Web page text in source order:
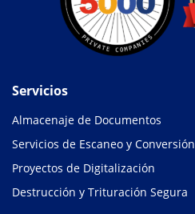
Servicios
Almacenaje de Documentos
Servicios de Escaneo y Conversión
Proyectos de Digitalización
Destrucción y Trituración Segura